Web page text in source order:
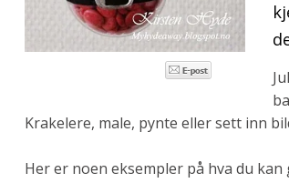
Krakelere, male, pynte eller sett inn
Her er noen eksempler på hva du kan